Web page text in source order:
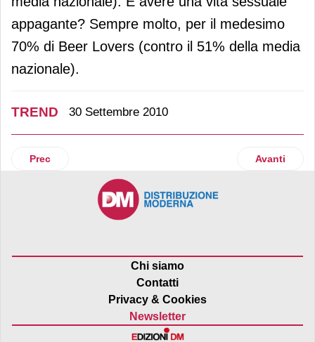
appagante? Sempre molto, per il medesimo
70% di Beer Lovers (contro il 51% della media
nazionale).
TREND 30 Settembre 2010
Articolo precedente: Cucinare, che passione!
Prec Articolo
Avanti
Chi siamo
Contatti
Privacy & Cookies
Newsletter